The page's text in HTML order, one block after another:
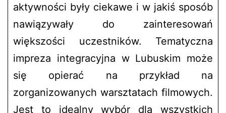
aktywności były ciekawe i w jakiś sposób
nawiązywały do zainteresowań
większości uczestników. Tematyczna
impreza integracyjna w Lubuskim może
się opierać na przykład na
zorganizowanych warsztatach filmowych.
Jest to idealny wybór dla wszystkich